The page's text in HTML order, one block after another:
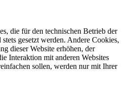
die für den technischen Betrieb der
gesetzt werden. Andere Cookies,
dieser Website erhöhen, der
Interaktion mit anderen Websites
sollen, werden nur mit Ihrer